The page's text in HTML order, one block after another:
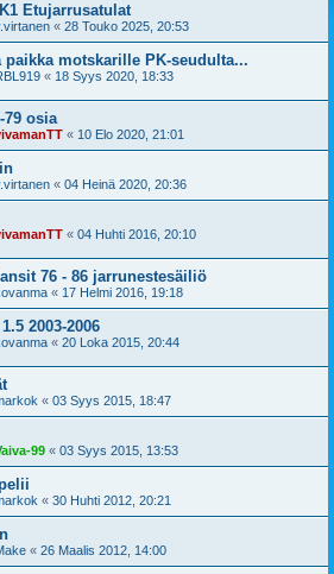
Etujarrusatulat
« 28 Touko 2025, 20:53
paikka motskarille PK-seudulta...
« 18 Syys 2020, 18:33
79 osia
« 10 Elo 2020, 21:01
« 04 Heinä 2020, 20:36
« 04 Huhti 2016, 20:10
76 - 86 jarrunestesäiliö
« 17 Helmi 2016, 19:18
2003-2006
« 20 Loka 2015, 20:44
« 03 Syys 2015, 18:47
99 « 03 Syys 2015, 13:53
« 30 Huhti 2012, 20:21
« 26 Maalis 2012, 14:00